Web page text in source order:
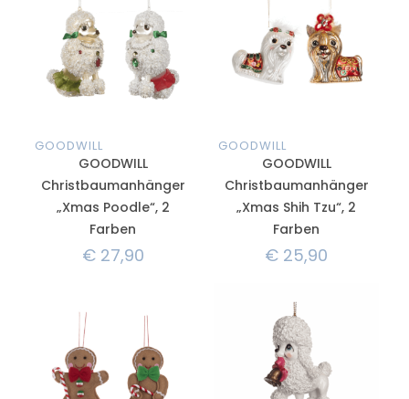
GOODWILL
GOODWILL
Christbaumanhänger
„Xmas Poodle“, 2
Farben
€27,90
GOODWILL
GOODWILL
Christbaumanhänger
„Xmas Shih Tzu“, 2
Farben
€ 25,90